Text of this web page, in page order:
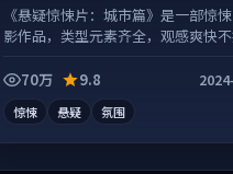
《悬疑惊悚片：城市篇》是一部惊
影作品，类型元素齐全，观感爽快
70万
9.8
惊悚 悬疑 氛围